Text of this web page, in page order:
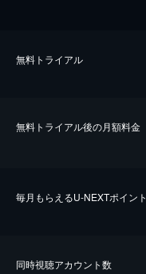
無料トライアル
無料トライアル後の⽉額料金
毎⽉もらえるU-NEXTポイント
同時視聴アカウント数